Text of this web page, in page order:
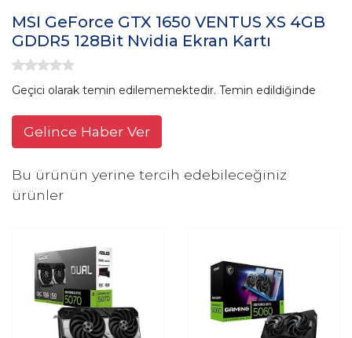
MSI GeForce GTX 1650 VENTUS XS 4GB
GDDR5 128Bit Nvidia Ekran Kartı
Geçici olarak temin edilememektedir. Temin edildiğinde
Gelince Haber Ver
Bu ürünün yerine tercih edebileceğiniz
ürünler